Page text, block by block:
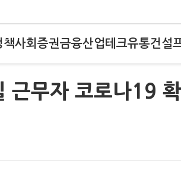
책사회 증권금융산업테크유통건설
근무자 코로나19